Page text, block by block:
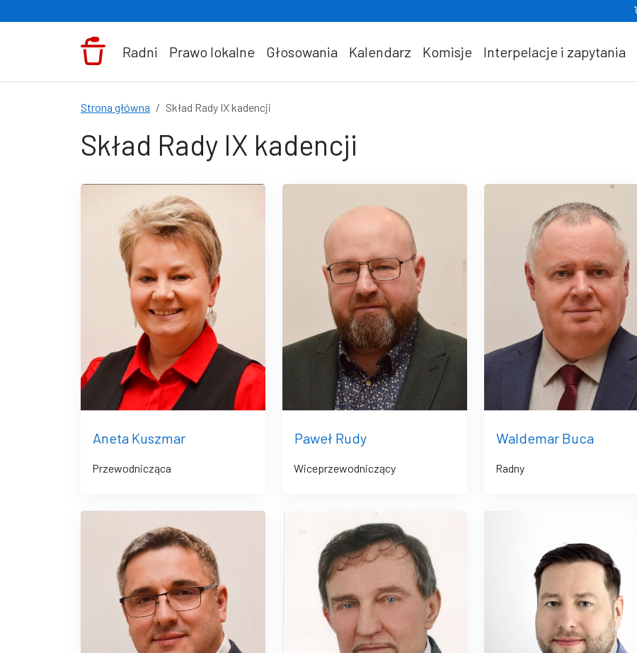
Radni Prawo lokalne Głosowania Kalendarz Komisje Interpelacje i zapytania
Strona główna Skład Rady IX kadencji
Skład Rady IX kadencji
Aneta Kuszmar
Przewodnicząca
Paweł Rudy
Wiceprzewodniczący
Waldemar Buca
Radny